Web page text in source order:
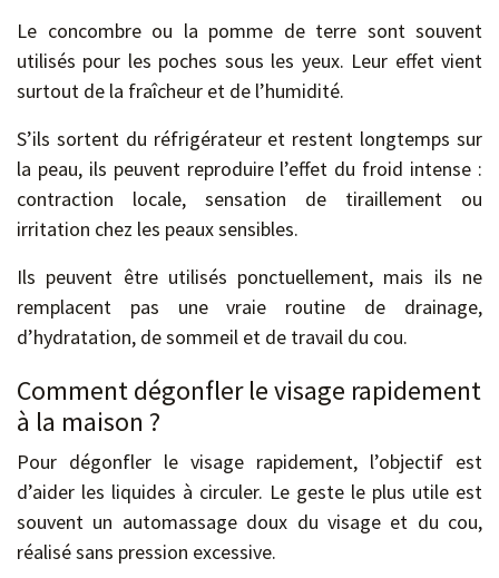
Le concombre ou la pomme de terre sont souvent
utilisés pour les poches sous les yeux. Leur effet vient
surtout de la fraîcheur et de l’humidité.
S’ils sortent du réfrigérateur et restent longtemps sur
la peau, ils peuvent reproduire l’effet du froid intense :
contraction locale, sensation de tiraillement ou
irritation chez les peaux sensibles.
Ils peuvent être utilisés ponctuellement, mais ils ne
remplacent pas une vraie routine de drainage,
d’hydratation, de sommeil et de travail du cou.
Comment dégonfler le visage rapidement
à la maison ?
Pour dégonfler le visage rapidement, l’objectif est
d’aider les liquides à circuler. Le geste le plus utile est
souvent un automassage doux du visage et du cou,
réalisé sans pression excessive.